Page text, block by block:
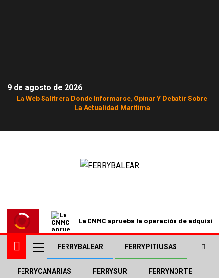
9 de agosto de 2026
La Web Salitrera Donde Informarse, Opinar Y Debatir Sobre
La Actualidad Marítima
La CNMC aprueba la operación de
FERRYBALEAR FERRYPITIUSAS
FERRYCANARIAS FERRYSUR FERRYNORTE